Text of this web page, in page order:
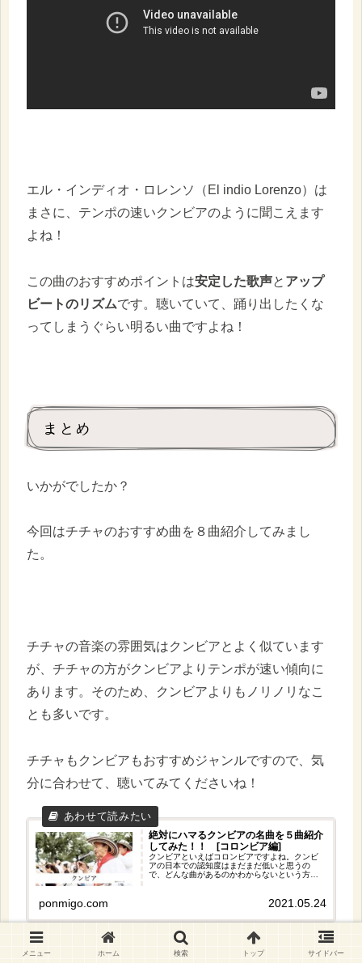
エル・インディオ・ロレンソ（El indio Lorenzo）は
まさに、テンポの速いクンビアのように聞こえます
よね！
この曲のおすすめポイントは安定した歌声と アップ
ビートのリズムです。聴いていて、踊り出したくな
ってしまうぐらい明るい曲ですよね！
まとめ
いかがでしたか？
今回はチチャのおすすめ曲を８曲紹介してみまし
た。
チチャの音楽の雰囲気はクンビアとよく似ています
が、チチャの方がクンビアよりテンポが速い傾向に
あります。そのため、クンビアよりもノリノリなこ
とも多いです。
チチャもクンビアもおすすめジャンルですので、気
分に合わせて、聴いてみてくださいね！
絶対にハマるクンビアの名曲を５曲紹介
してみた！！ [コロンビア編]
クンビアといえばコロンビアですよね。クンビ
アの日本での認知度はまだまだ低いと思うの
で、どんな曲があるのかわからないという方々
う良さがあるので、ぜひお気に入りのクンビア
の曲を見つけてみて下さいね＾＾
ponmigo.com 2021.05.24
メニュー ホーム 検索 トップ サイドバー